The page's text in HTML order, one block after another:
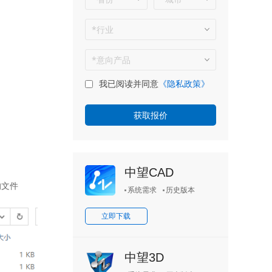
件
我已阅读并同意 《隐私政策》
中望CAD
系统需求 历史版本
立即下载
中望3D